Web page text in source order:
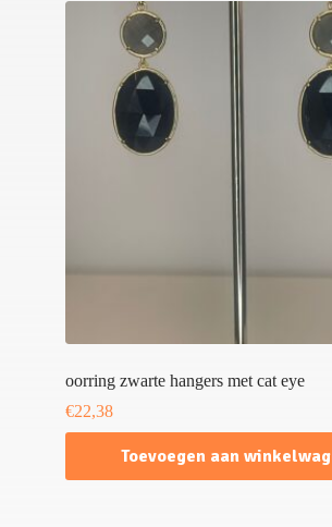
oorring zwarte hangers met cat eye
€22,38
Toevoegen aan